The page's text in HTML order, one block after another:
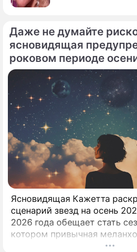
По теме
Продолжение:
недолго: назван
который стоит
крахом
Оставшийся на улице из-
певец Шура купил
Даже не думайте
ясновидящая
роковом периоде
Ясновидящая Кажетта
сценарий звезд на осень
2026 года обещает стать
котором привычная
место активному